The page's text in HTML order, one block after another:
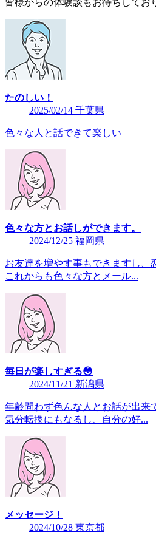
たのしい！
2025/02/14 千葉県
色々な人と話できて楽しい
色々な方とお話しができます。
2024/12/25 福岡県
お友達を増やす事もできますし、
これからも色々な方とメール...
毎日が楽しすぎる😳
2024/11/21 新潟県
年齢問わず色んな人とお話が出来
気分転換にもなるし、自分の好...
メッセージ！
2024/10/28 東京都